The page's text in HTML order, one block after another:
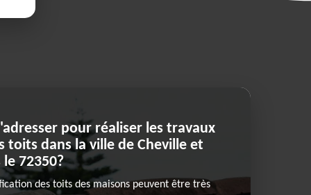
pour réaliser les travaux
toits dans la ville de Cheville et
72350?
des toits des maisons peuvent être très